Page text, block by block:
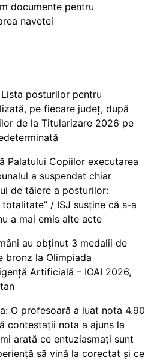
documente pentru
navetei
posturilor pentru
pe fiecare județ, după
de la Titularizare 2026 pe
Palatului Copiilor executarea
a suspendat chiar
de tăiere a posturilor:
/ ISJ susține că s-a
a mai emis alte acte
au obținut 3 medalii de
bronz la Olimpiada
Artificială – IOAI 2026,
O profesoară a luat nota 4.90
contestații nota a ajuns la
arată ce entuziasmați sunt
să vină la corectat și ce